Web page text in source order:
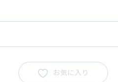
お気に入り